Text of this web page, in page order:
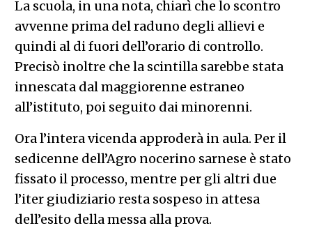
La scuola, in una nota, chiarì che lo scontro
avvenne prima del raduno degli allievi e
quindi al di fuori dell’orario di controllo.
Precisò inoltre che la scintilla sarebbe stata
innescata dal maggiorenne estraneo
all’istituto, poi seguito dai minorenni.
Ora l’intera vicenda approderà in aula. Per il
sedicenne dell’Agro nocerino sarnese è stato
fissato il processo, mentre per gli altri due
l’iter giudiziario resta sospeso in attesa
dell’esito della messa alla prova.